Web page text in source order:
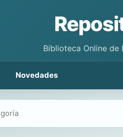
Biblioteca Online de
Novedades